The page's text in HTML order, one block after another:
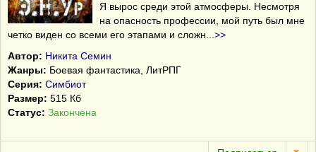
Я вырос среди этой атмосферы. Несмотря
на опасность профессии, мой путь был мне
четко виден со всеми его этапами и сложн
>>
Автор: Никита Семин
Жанры: Боевая фантастика ЛитРПГ
Серия: Симбиот
Размер: 515 Кб
Статус: Закончена